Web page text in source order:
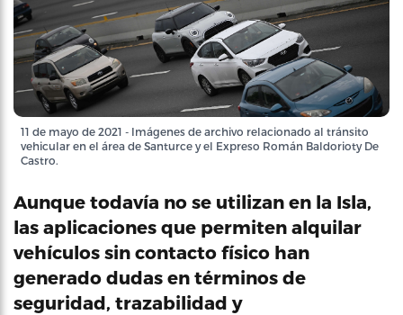
11 de mayo de 2021 - Imágenes de archivo relacionado al tránsito
vehicular en el área de Santurce y el Expreso Román Baldorioty De
Castro.
Aunque todavía no se utilizan en la Isla,
las aplicaciones que permiten alquilar
vehículos sin contacto físico han
generado dudas en términos de
seguridad, trazabilidad y